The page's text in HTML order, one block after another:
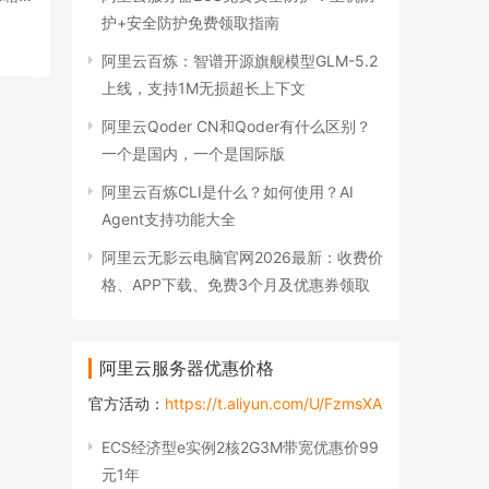
护+安全防护免费领取指南
阿里云百炼：智谱开源旗舰模型GLM-5.2
上线，支持1M无损超长上下文
阿里云Qoder CN和Qoder有什么区别？
一个是国内，一个是国际版
阿里云百炼CLI是什么？如何使用？AI
Agent支持功能大全
阿里云无影云电脑官网2026最新：收费价
格、APP下载、免费3个月及优惠券领取
阿里云服务器优惠价格
官方活动： https://t.aliyun.com/U/FzmsXA
ECS经济型e实例2核2G3M带宽优惠价99
元1年